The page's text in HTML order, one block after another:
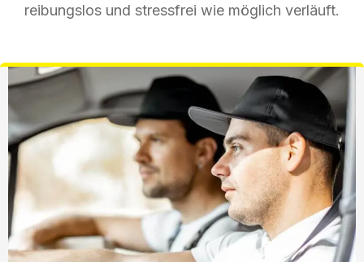
reibungslos und stressfrei wie möglich verläuft.